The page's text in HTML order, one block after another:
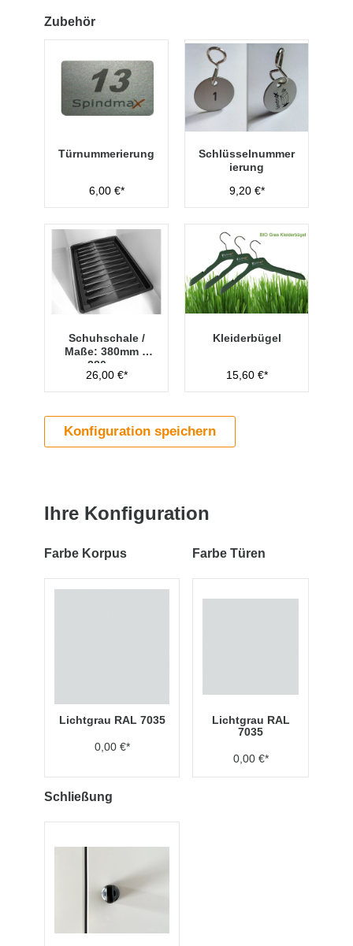
Zubehör
Türnummerierung
6,00 €*
Schlüsselnummer
ierung
9,20 €*
Schuhschale /
Maße: 380mm x
280mm
26,00 €*
Kleiderbügel
15,60 €*
Konfiguration speichern
Ihre Konfiguration
Farbe Korpus
Lichtgrau RAL 7035
0,00 €*
Farbe Türen
Lichtgrau RAL
7035
0,00 €*
Schließung